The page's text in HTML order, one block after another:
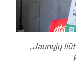
„Jaunųjų